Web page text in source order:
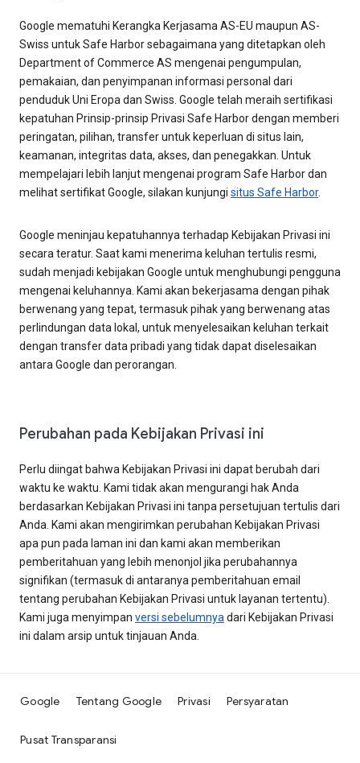
Google mematuhi Kerangka Kerjasama AS-EU maupun AS-
Swiss untuk Safe Harbor sebagaimana yang ditetapkan oleh
Department of Commerce AS mengenai pengumpulan,
pemakaian, dan penyimpanan informasi personal dari
penduduk Uni Eropa dan Swiss. Google telah meraih sertifikasi
kepatuhan Prinsip-prinsip Privasi Safe Harbor dengan memberi
peringatan, pilihan, transfer untuk keperluan di situs lain,
keamanan, integritas data, akses, dan penegakkan. Untuk
mempelajari lebih lanjut mengenai program Safe Harbor dan
melihat sertifikat Google, silakan kunjungi situs Safe Harbor.
Google meninjau kepatuhannya terhadap Kebijakan Privasi ini
secara teratur. Saat kami menerima keluhan tertulis resmi,
sudah menjadi kebijakan Google untuk menghubungi pengguna
mengenai keluhannya. Kami akan bekerjasama dengan pihak
berwenang yang tepat, termasuk pihak yang berwenang atas
perlindungan data lokal, untuk menyelesaikan keluhan terkait
dengan transfer data pribadi yang tidak dapat diselesaikan
antara Google dan perorangan.
Perubahan pada Kebijakan Privasi ini
Perlu diingat bahwa Kebijakan Privasi ini dapat berubah dari
waktu ke waktu. Kami tidak akan mengurangi hak Anda
berdasarkan Kebijakan Privasi ini tanpa persetujuan tertulis dari
Anda. Kami akan mengirimkan perubahan Kebijakan Privasi
apa pun pada laman ini dan kami akan memberikan
pemberitahuan yang lebih menonjol jika perubahannya
signifikan (termasuk di antaranya pemberitahuan email
tentang perubahan Kebijakan Privasi untuk layanan tertentu).
Kami juga menyimpan versi sebelumnya dari Kebijakan Privasi
ini dalam arsip untuk tinjauan Anda.
Google Tentang Google Privasi Persyaratan
Pusat Transparansi